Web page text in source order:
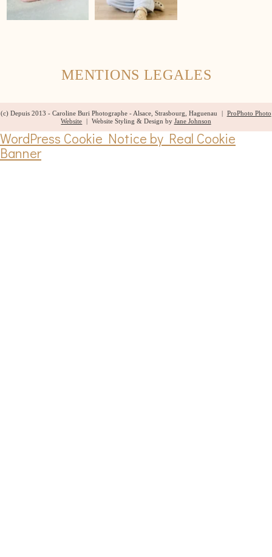
MENTIONS LEGALES
(c) Depuis 2013 - Caroline Buri Photographe - Alsace, Strasbourg, Haguenau | ProPhoto Photo
Website | Website Styling & Design by Jane Johnson
WordPress Cookie Notice by Real Cookie
Banner